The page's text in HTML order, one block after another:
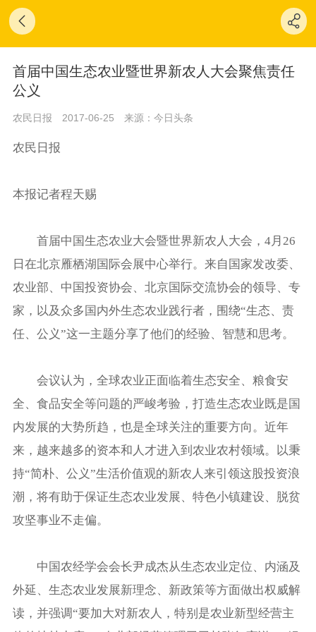
首届中国生态农业暨世界新农人大会聚焦责任
公义
农民日报 2017-06-25 来源：今日头条
农民日报
本报记者程天赐
首届中国生态农业大会暨世界新农人大会，4月26
日在北京雁栖湖国际会展中心举行。来自国家发改委、
农业部、中国投资协会、北京国际交流协会的领导、专
家，以及众多国内外生态农业践行者，围绕“生态、责
任、公义”这一主题分享了他们的经验、智慧和思考。
会议认为，全球农业正面临着生态安全、粮食安
全、食品安全等问题的严峻考验，打造生态农业既是国
内发展的大势所趋，也是全球关注的重要方向。近年
来，越来越多的资本和人才进入到农业农村领域。以秉
持“简朴、公义”生活价值观的新农人来引领这股投资浪
潮，将有助于保证生态农业发展、特色小镇建设、脱贫
攻坚事业不走偏。
中国农经学会会长尹成杰从生态农业定位、内涵及
外延、生态农业发展新理念、新政策等方面做出权威解
读，并强调“要加大对新农人，特别是农业新型经营主